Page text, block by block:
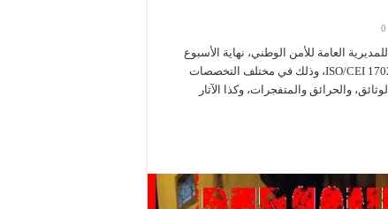
0
للمديرية العامة للأمن الوطني، نهاية الأسبوع
المنصرم، على شهادة الاعتماد والمطابقة والجودة بالمعيار الدولي “ISO/CEI 17025″، وذلك في مختلف التخصصات
والحرائق والمتفجرات، وكذا الآثار